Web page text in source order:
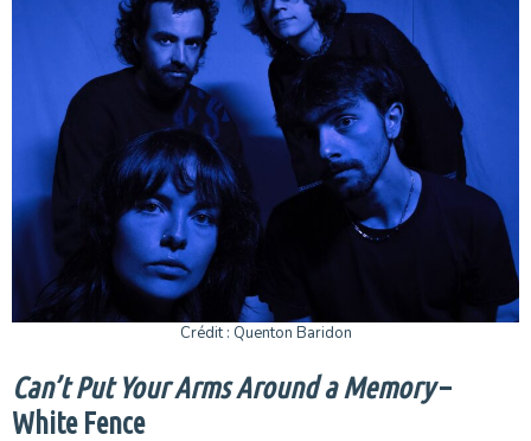
Crédit : Quenton Baridon
Can’t Put Your Arms Around a Memory–
White Fence